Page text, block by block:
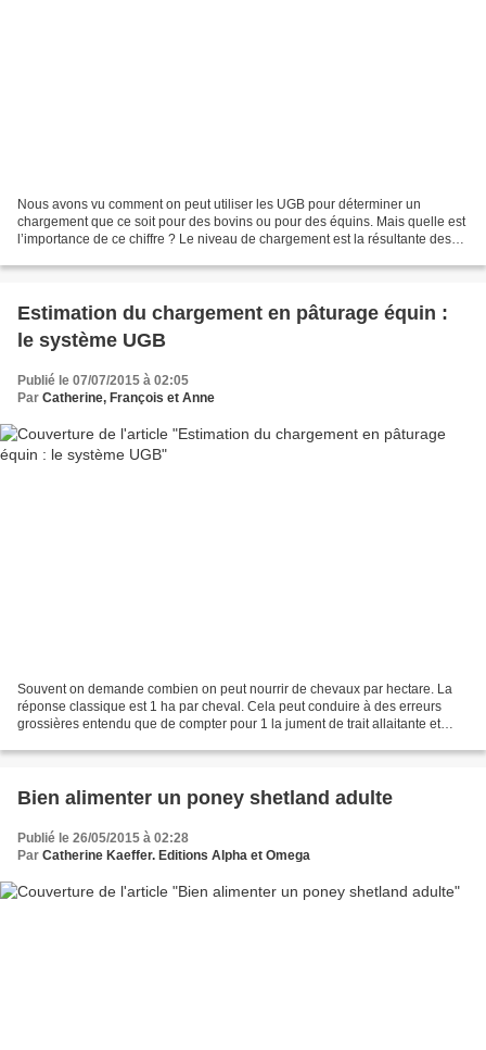
Nous avons vu comment on peut utiliser les UGB pour déterminer un
chargement que ce soit pour des bovins ou pour des équins. Mais quelle est
l’importance de ce chiffre ? Le niveau de chargement est la résultante des
Estimation du chargement en pâturage équin :
le système UGB
Publié le 07/07/2015 à 02:05
Par Catherine, François et Anne
Souvent on demande combien on peut nourrir de chevaux par hectare. La
réponse classique est 1 ha par cheval. Cela peut conduire à des erreurs
grossières entendu que de compter pour 1 la jument de trait allaitante et
Bien alimenter un poney shetland adulte
Publié le 26/05/2015 à 02:28
Par Catherine Kaeffer. Editions Alpha et Omega